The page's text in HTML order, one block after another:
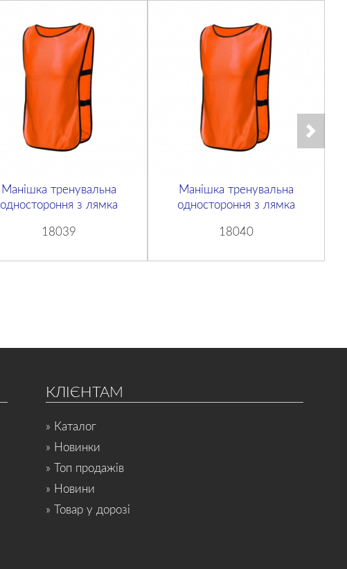
Манішка тренувальна
одностороння з лямка
18039
Манішка тренувальна
одностороння з лямка
18040
КЛІЄНТАМ
» Каталог
» Новинки
» Топ продажів
» Новини
» Товар у дорозі